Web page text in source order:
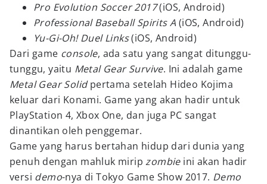
Pro Evolution Soccer 2017(iOS, Android)
Professional Baseball Spirits A (iOS, Android)
Yu-Gi-Oh! Duel Links(iOS, Android)
Dari game console, ada satu yang sangat ditunggu-
tunggu, yaitu Metal Gear Survive. Ini adalah game
Metal Gear Solidpertama setelah Hideo Kojima
keluar dari Konami. Game yang akan hadir untuk
PlayStation 4, Xbox One, dan juga PC sangat
dinantikan oleh penggemar.
Game yang harus bertahan hidup dari dunia yang
penuh dengan mahluk miripzombieini akan hadir
versi demo-nya di Tokyo Game Show 2017. Demo